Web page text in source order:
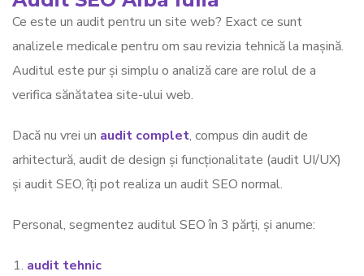
Ce este un audit pentru un site web? Exact ce sunt
analizele medicale pentru om sau revizia tehnică la mașină.
Auditul este pur și simplu o analiză care are rolul de a
verifica sănătatea site-ului web.
Dacă nu vrei un audit complet, compus din audit de
arhitectură, audit de design și funcționalitate (audit UI/UX)
și audit SEO, îți pot realiza un audit SEO normal.
Personal, segmentez auditul SEO în 3 părți, și anume:
audit tehnic